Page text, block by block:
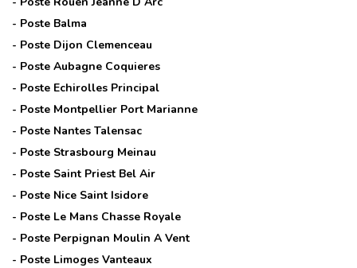
- Poste Balma
- Poste Dijon Clemenceau
- Poste Aubagne Coquieres
- Poste Echirolles Principal
- Poste Montpellier Port Marianne
- Poste Nantes Talensac
- Poste Strasbourg Meinau
- Poste Saint Priest Bel Air
- Poste Nice Saint Isidore
- Poste Le Mans Chasse Royale
- Poste Perpignan Moulin A Vent
- Poste Limoges Vanteaux